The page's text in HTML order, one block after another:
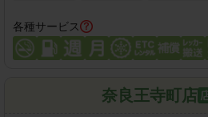
各種サービス
奈良王寺町店